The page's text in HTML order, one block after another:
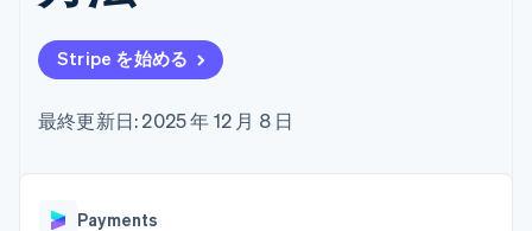
125 以上の決
済手段を利用
可能
Terminal
対面支払い
Authorization
決済成功率の
Link
自動化
Stripe
カスタムレ
Data
クリエイターエコノミ―
のカードを発行
エージェントによるサー
と管理
Sessions 年次カンファ
レンス
ニュースルーム
Stripe Press
Stripe を始める
最終更新日: 2025 年 12 月 8 日
Payments